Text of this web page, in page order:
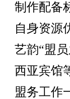
制作配备
自身资源
艺韵“盟
西亚宾馆
盟务工作